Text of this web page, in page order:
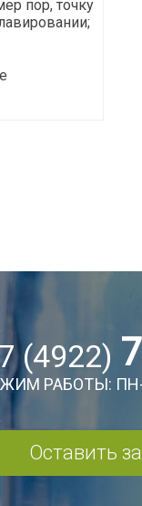
пор, точку
(4922)
РАБОТЫ: ПН-
Оставить